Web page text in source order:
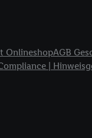
OnlineshopAGB
|
der Sicherheit,
verschiedener
des Erfolgs von
auf Informationen